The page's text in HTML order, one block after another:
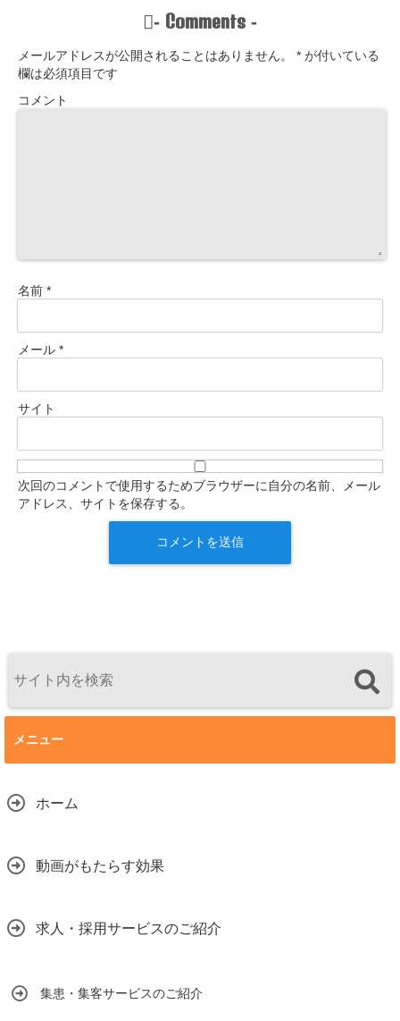
- Comments -
メールアドレスが公開されることはありません。 * が付いている
欄は必須項目です
コメント
名前 *
メール *
サイト
次回のコメントで使用するためブラウザーに自分の名前、メール
アドレス、サイトを保存する。
メニュー
ホーム
動画がもたらす効果
求人・採用サービスのご紹介
集患・集客サービスのご紹介